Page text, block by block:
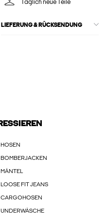
Täglich neue Teile
LIEFERUNG & RÜCKSENDUNG
HOSEN
BOMBERJACKEN
MÄNTEL
LOOSE FIT JEANS
CARGOHOSEN
UNDERWÄSCHE